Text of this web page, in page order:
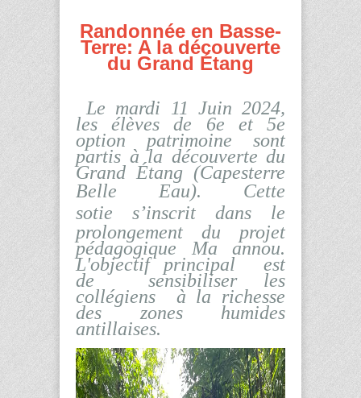
Randonnée en Basse-
Terre: A la découverte
du Grand Étang
Le mardi 11 Juin 2024,
les élèves de 6e et 5e
option patrimoine sont
partis à la découverte du
Grand Étang (Capesterre
Belle Eau). Cette
sotie s’inscrit dans le
prolongement du projet
pédagogique Ma annou.
L'objectif principal est
de sensibiliser les
collégiens à la richesse
des zones humides
antillaises.